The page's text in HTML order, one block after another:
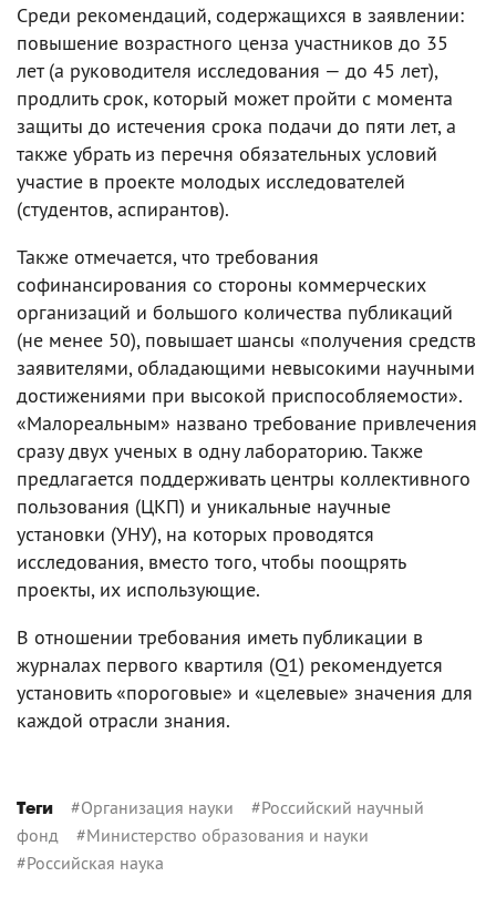
Среди рекомендаций, содержащихся в заявлении:
повышение возрастного ценза участников до 35
лет (а руководителя исследования — до 45 лет),
продлить срок, который может пройти с момента
защиты до истечения срока подачи до пяти лет, а
также убрать из перечня обязательных условий
участие в проекте молодых исследователей
(студентов, аспирантов).
Также отмечается, что требования
софинансирования со стороны коммерческих
организаций и большого количества публикаций
(не менее 50), повышает шансы «получения средств
заявителями, обладающими невысокими научными
достижениями при высокой приспособляемости».
«Малореальным» названо требование привлечения
сразу двух ученых в одну лабораторию. Также
предлагается поддерживать центры коллективного
пользования (ЦКП) и уникальные научные
установки (УНУ), на которых проводятся
исследования, вместо того, чтобы поощрять
проекты, их использующие.
В отношении требования иметь публикации в
журналах первого квартиля (Q1) рекомендуется
установить «пороговые» и «целевые» значения для
каждой отрасли знания.
Теги #Организация науки #Российский научный
фонд #Министерство образования и науки
#Российская наука